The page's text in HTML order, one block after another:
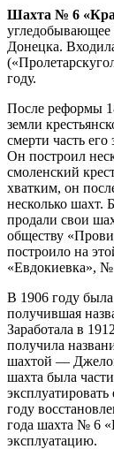
Шахта № 6
угледобывающее
Донецка.
году.
После реформы
земли
смерти часть
Он построил
смоленский
хватким, он
несколько шахт.
продали свои
обществу
построило на
«Евдокиевка», №
В 1906 году
получившая
Заработала в
получила
шахтой —
шахта была
году
года шахта № 6
эксплуатацию.